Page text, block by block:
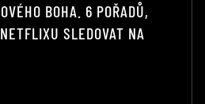
BOHA. 6 POŘADŮ,
SLEDOVAT NA